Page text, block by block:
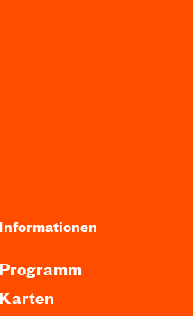
Informationen
Programm
Karten